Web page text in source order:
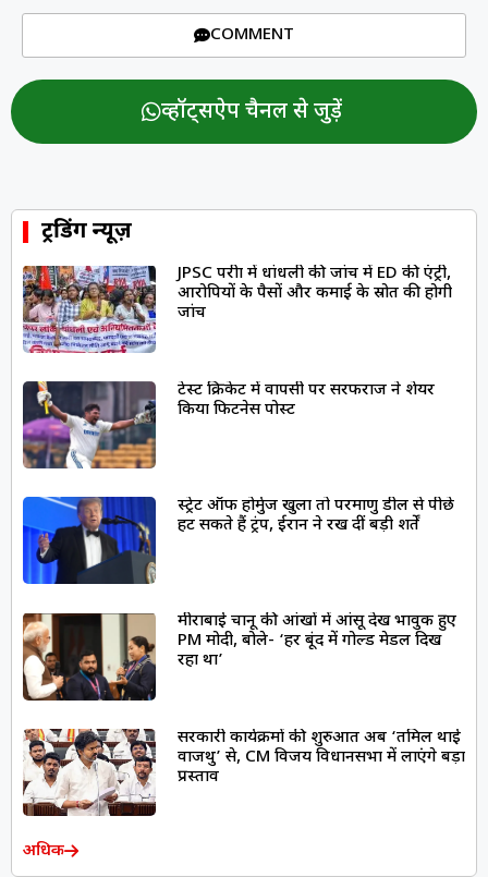
COMMENT
व्हॉट्सऐप चैनल से जुड़ें
ट्रेंडिंग न्यूज़
JPSC परीक्षा में धांधली की जांच में ED की एंट्री,
आरोपियों के पैसों और कमाई के स्रोत की होगी
जांच
टेस्ट क्रिकेट में वापसी पर सरफराज ने शेयर
किया फिटनेस पोस्ट
स्ट्रेट ऑफ होर्मुज खुला तो परमाणु डील से पीछे
हट सकते हैं ट्रंप, ईरान ने रख दीं बड़ी शर्तें
मीराबाई चानू की आंखों में आंसू देख भावुक हुए
PM मोदी, बोले- ‘हर बूंद में गोल्ड मेडल दिख
रहा था’
सरकारी कार्यक्रमों की शुरुआत अब ‘तमिल थाई
वाजथु’ से, CM विजय विधानसभा में लाएंगे बड़ा
प्रस्ताव
अधिक